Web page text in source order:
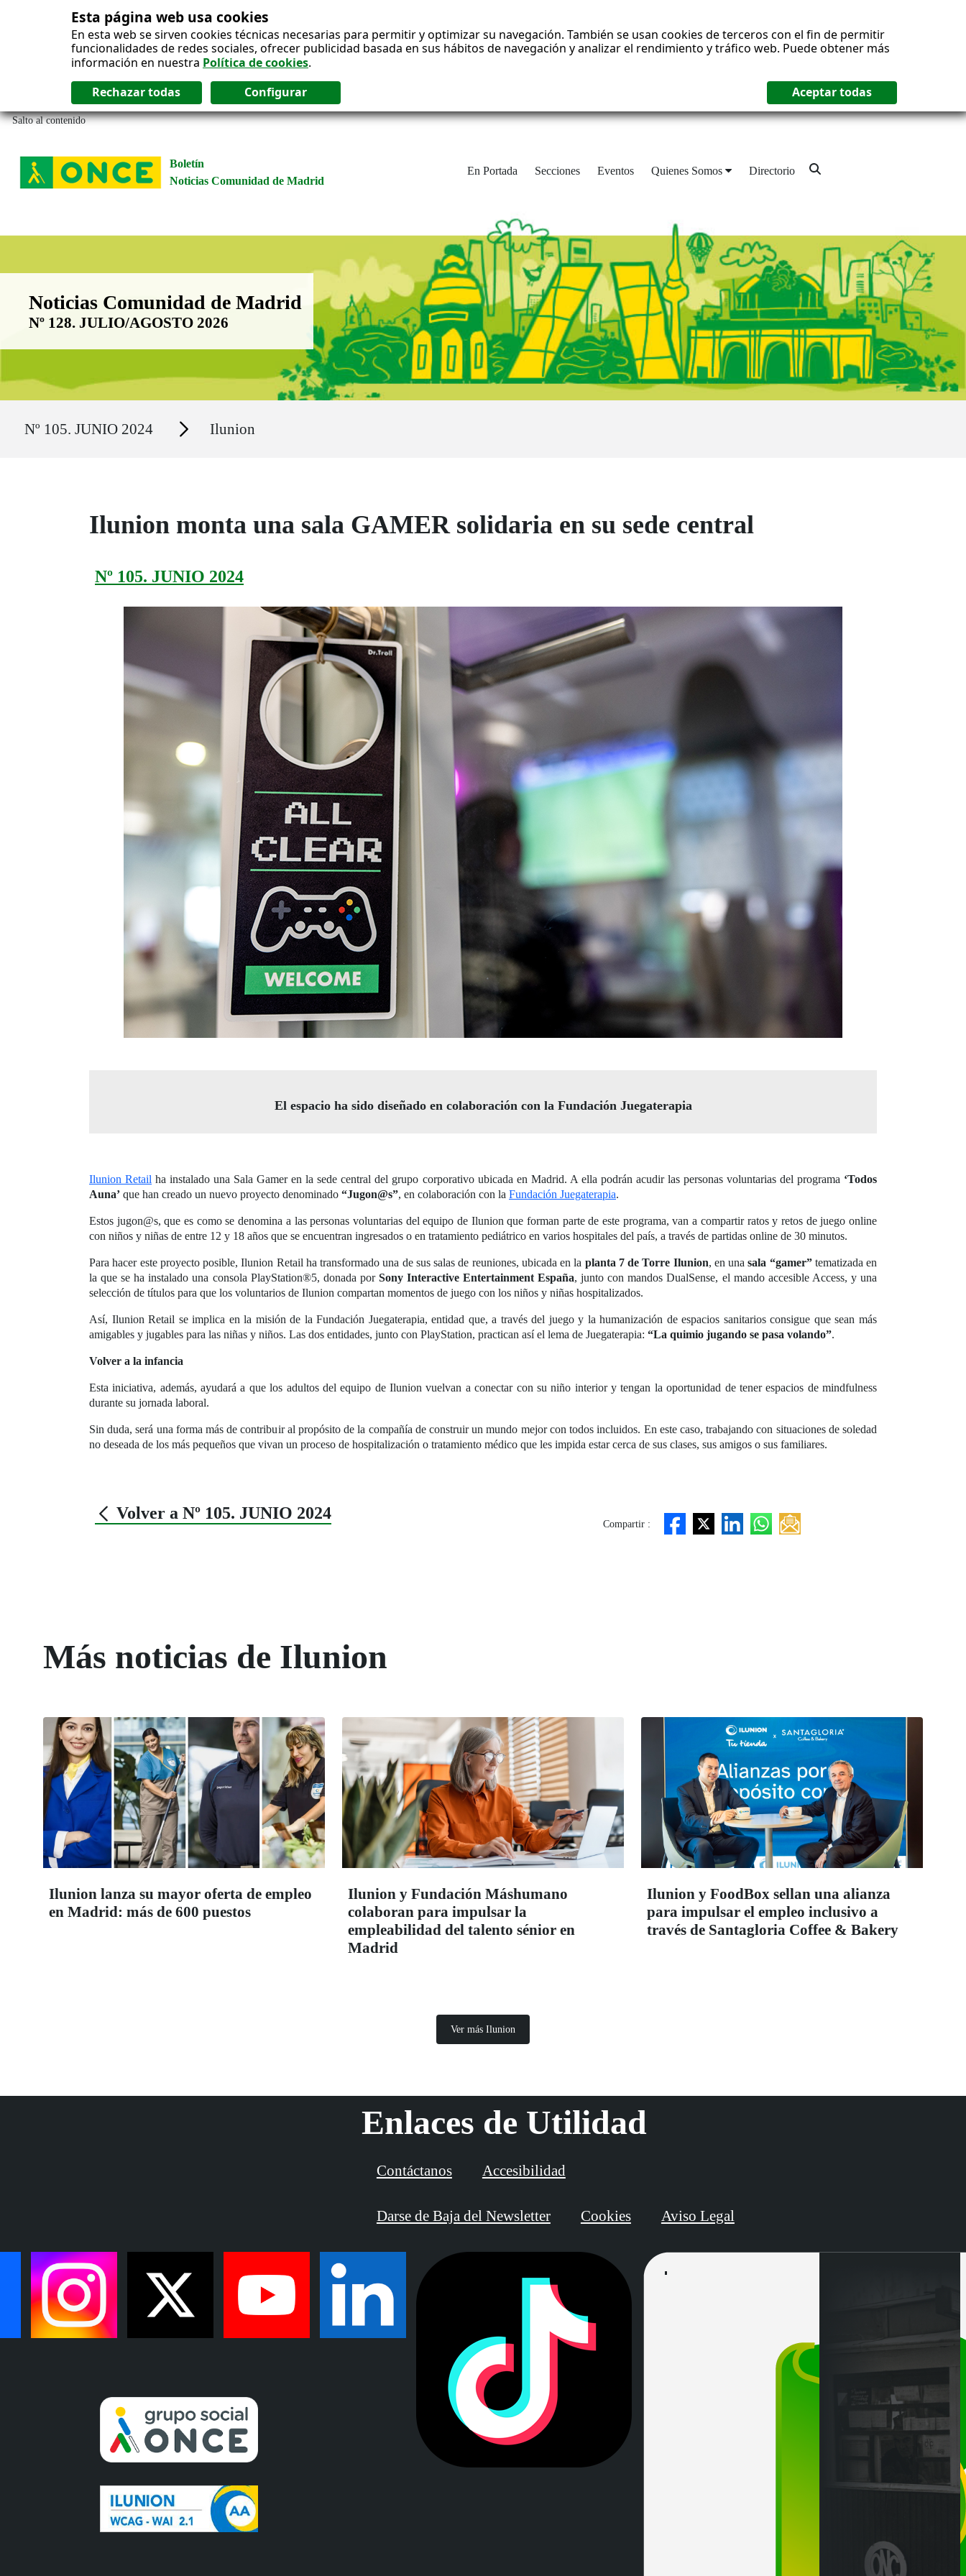
Esta página web usa cookies
En esta web se sirven cookies técnicas necesarias para permitir y optimizar su navegación. También se usan cookies de terceros con el fin de permitir
funcionalidades de redes sociales, ofrecer publicidad basada en sus hábitos de navegación y analizar el rendimiento y tráfico web. Puede obtener más
información en nuestra Política de cookies.
Salto al contenido
Boletín
Noticias Comunidad de Madrid
En Portada Secciones Eventos Quienes Somos Directorio
Boletín Noticias Comunidad de Madrid
Noticias Comunidad de Madrid
Nº 128. JULIO/AGOSTO 2026
Nº 105. JUNIO 2024 Secciones Ilunion
Ilunion monta una sala GAMER solidaria en su sede central
Nº 105. JUNIO 2024
El espacio ha sido diseñado en colaboración con la Fundación Juegaterapia
Ilunion Retail ha instalado una Sala Gamer en la sede central del grupo corporativo ubicada en Madrid. A ella podrán acudir las personas voluntarias del programa ‘Todos
Auna’ que han creado un nuevo proyecto denominado “Jugon@s”, en colaboración con la Fundación Juegaterapia.
Estos jugon@s, que es como se denomina a las personas voluntarias del equipo de Ilunion que forman parte de este programa, van a compartir ratos y retos de juego online
con niños y niñas de entre 12 y 18 años que se encuentran ingresados o en tratamiento pediátrico en varios hospitales del país, a través de partidas online de 30 minutos.
Para hacer este proyecto posible, Ilunion Retail ha transformado una de sus salas de reuniones, ubicada en la planta 7 de Torre Ilunion, en unasala “gamer” tematizada en
la que se ha instalado una consola PlayStation®5, donada por Sony Interactive Entertainment España, junto con mandos DualSense, el mando accesible Access, y una
selección de títulos para que los voluntarios de Ilunion compartan momentos de juego con los niños y niñas hospitalizados.
Así, Ilunion Retail se implica en la misión de la Fundación Juegaterapia, entidad que, a través del juego y la humanización de espacios sanitarios consigue que sean más
amigables y jugables para las niñas y niños. Las dos entidades, junto con PlayStation, practican así el lema de Juegaterapia: “La quimio jugando se pasa volando”.
Volver a la infancia
Esta iniciativa, además, ayudará a que los adultos del equipo de Ilunion vuelvan a conectar con su niño interior y tengan la oportunidad de tener espacios de mindfulness
durante su jornada laboral.
Sin duda, será una forma más de contribuir al propósito de la compañía de construir un mundo mejor con todos incluidos. En este caso, trabajando con situaciones de soledad
no deseada de los más pequeños que vivan un proceso de hospitalización o tratamiento médico que les impida estar cerca de sus clases, sus amigos o sus familiares.
Volver a Nº 105. JUNIO 2024
Compartir :
Más noticias de Ilunion
Ilunion lanza su mayor oferta de empleo
en Madrid: más de 600 puestos
Ilunion y Fundación Máshumano
colaboran para impulsar la
empleabilidad del talento sénior en
Madrid
Ilunion y FoodBox sellan una alianza
para impulsar el empleo inclusivo a
través de Santagloria Coffee & Bakery
Ver más Ilunion
Enlaces de Utilidad
Contáctanos Accesibilidad
Darse de Baja del Newsletter Cookies Aviso Legal